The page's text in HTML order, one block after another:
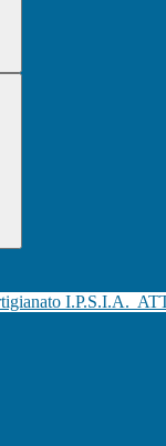
I.P.S.I.A.